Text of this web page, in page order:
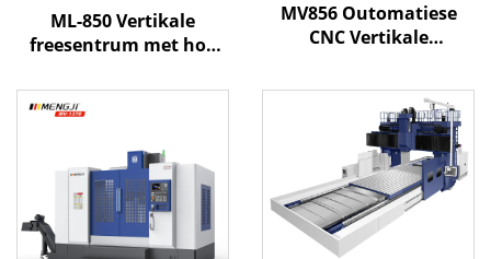
ML-850 Vertikale
freesentrum met hoë
3-as CNC-beheer vir
doeltreffende vorm- en
MV856 Outomatiese
CNC Vertikale
Hoë Presisie GSK
Beheerder 800*560*550
XYZ Reis Freesmasjien
vir BT40